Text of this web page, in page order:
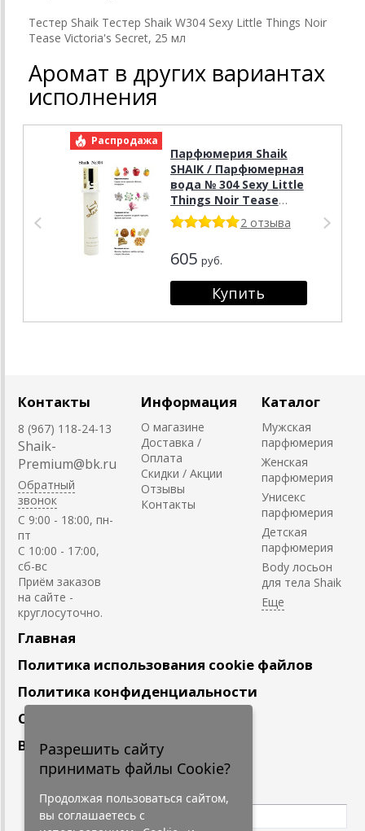
Тестер Shaik Тестер Shaik W304 Sexy Little Things Noir
Tease Victoria's Secret, 25 мл
Аромат в других вариантах
исполнения
Распродажа
Парфюмерия Shaik
SHAIK / Парфюмерная
вода № 304 Sexy Little
Things Noir Tease
Victoria's Secret, 20
мл.
2 отзыва
605 руб.
Контакты
8 (967) 118-24-13
Shaik-
Premium@bk.ru
Обратный
звонок
C 9:00 - 18:00, пн-
пт
С 10:00 - 17:00,
сб-вс
Приём заказов
на сайте -
круглосуточно.
Информация
О магазине
Доставка /
Оплата
Скидки / Акции
Отзывы
Контакты
Каталог
Мужская
парфюмерия
Женская
парфюмерия
Унисекс
парфюмерия
Детская
парфюмерия
Body лосьон
для тела Shaik
Главная
Политика использования cookie файлов
Политика конфиденциальности
Сотрудничество
Вакансии
Подпишитесь
Разрешить сайту
принимать файлы Cookie?
Продолжая пользоваться сайтом,
вы соглашаетесь с